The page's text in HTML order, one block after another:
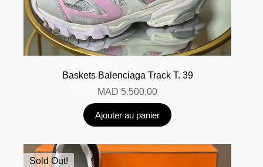
Baskets Balenciaga Track T. 39
MAD 5.500,00
Ajouter au panier
Sold Out!